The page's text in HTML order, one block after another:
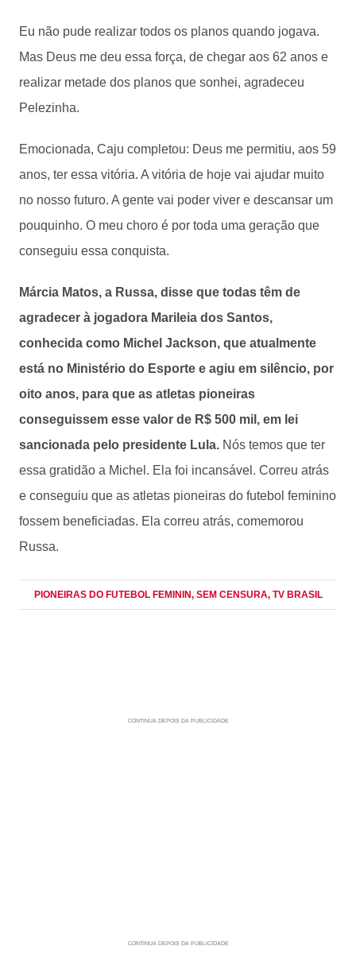
Eu não pude realizar todos os planos quando jogava.
Mas Deus me deu essa força, de chegar aos 62 anos e
realizar metade dos planos que sonhei, agradeceu
Pelezinha.
Emocionada, Caju completou: Deus me permitiu, aos 59
anos, ter essa vitória. A vitória de hoje vai ajudar muito
no nosso futuro. A gente vai poder viver e descansar um
pouquinho. O meu choro é por toda uma geração que
conseguiu essa conquista.
Márcia Matos, a Russa, disse que todas têm de
agradecer à jogadora Marileia dos Santos,
conhecida como Michel Jackson, que atualmente
está no Ministério do Esporte e agiu em silêncio, por
oito anos, para que as atletas pioneiras
conseguissem esse valor de R$ 500 mil, em lei
sancionada pelo presidente Lula. Nós temos que ter
essa gratidão a Michel. Ela foi incansável. Correu atrás
e conseguiu que as atletas pioneiras do futebol feminino
fossem beneficiadas. Ela correu atrás, comemorou
Russa.
PIONEIRAS DO FUTEBOL FEMININ, SEM CENSURA, TV BRASIL